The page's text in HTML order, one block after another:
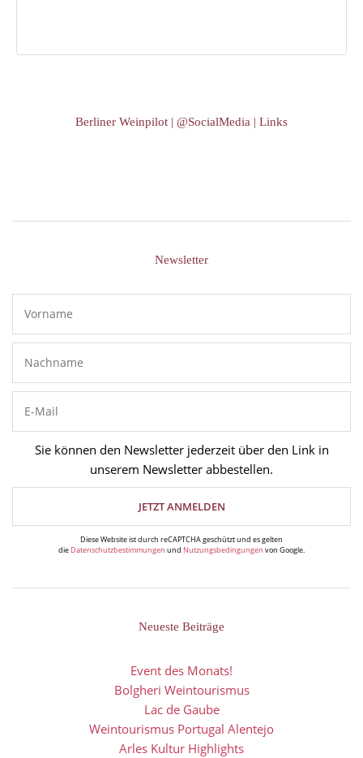
Berliner Weinpilot | @SocialMedia | Links
Newsletter
Sie können den Newsletter jederzeit über den Link in
unserem Newsletter abbestellen.
Diese Website ist durch reCAPTCHA geschützt und es gelten
die Datenschutzbestimmungen und Nutzungsbedingungen von Google.
Neueste Beiträge
Event des Monats!
Bolgheri Weintourismus
Lac de Gaube
Weintourismus Portugal Alentejo
Arles Kultur Highlights